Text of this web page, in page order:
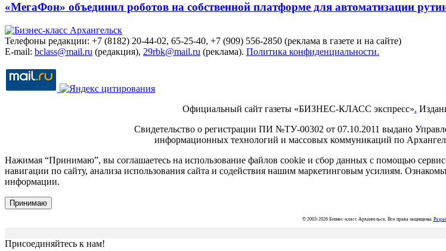
«МегаФон» объединил роботов на собственной платформе для автоматизации
Телефоны редакции: +7 (8182) 20-44-02, 65-25-40, +7 (909) 556-2850 (реклама в газете и на сайте)
E-mail: bclass@mail.ru (редакция), 29rbk@mail.ru (реклама). Политика конфиденциальности.
Официальный сайт газеты «БИЗНЕС-КЛАСС экспресс».
Свидетельство о регистрации ПИ №ТУ-00302 от 07.10.2011 выдано
информационных технологий и массовых коммуникаций по
Нажимая “Принимаю”, вы соглашаетесь на использование файлов cookie и сбор данных с помощью
навигации по сайту, анализа использования сайта и содействия нашим маркетинговым усилиям.
информации.
Принимаю
© 2003-2026 Бизнес-класс Архангельск. Все права защищены.
Присоединяйтесь к нам!